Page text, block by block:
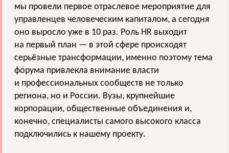
мы провели первое отраслевое мероприятие для
управленцев человеческим капиталом, а сегодня
оно выросло уже в 10 раз. Роль HR выходит
на первый план — в этой сфере происходят
серьёзные трансформации, именно поэтому тема
форума привлекла внимание власти
и профессиональных сообществ не только
региона, но и России. Вузы, крупнейшие
корпорации, общественные объединения и,
конечно, специалисты самого высокого класса
подключились к нашему проекту.